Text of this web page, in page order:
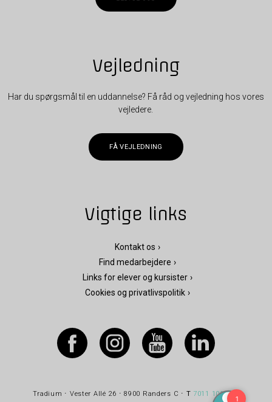
Vejledning
Har du spørgsmål til en uddannelse? Få råd og vejledning hos vores
vejledere.
FÅ VEJLEDNING
Vigtige links
Kontakt os
Find medarbejdere
Links for elever og kursister
Cookies og privatlivspolitik
Tradium ⋅ Vester Allé 26 ⋅ 8900 Randers C ⋅ T 7011 1010⋅